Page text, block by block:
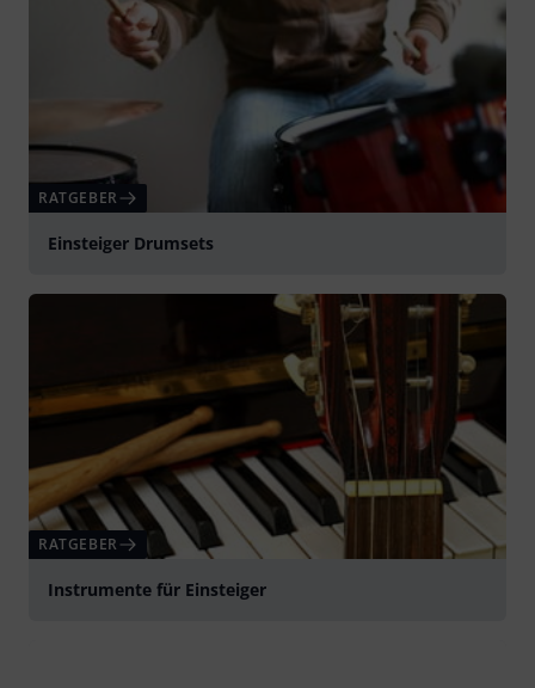
RATGEBER
Einsteiger Drumsets
RATGEBER
Instrumente für Einsteiger